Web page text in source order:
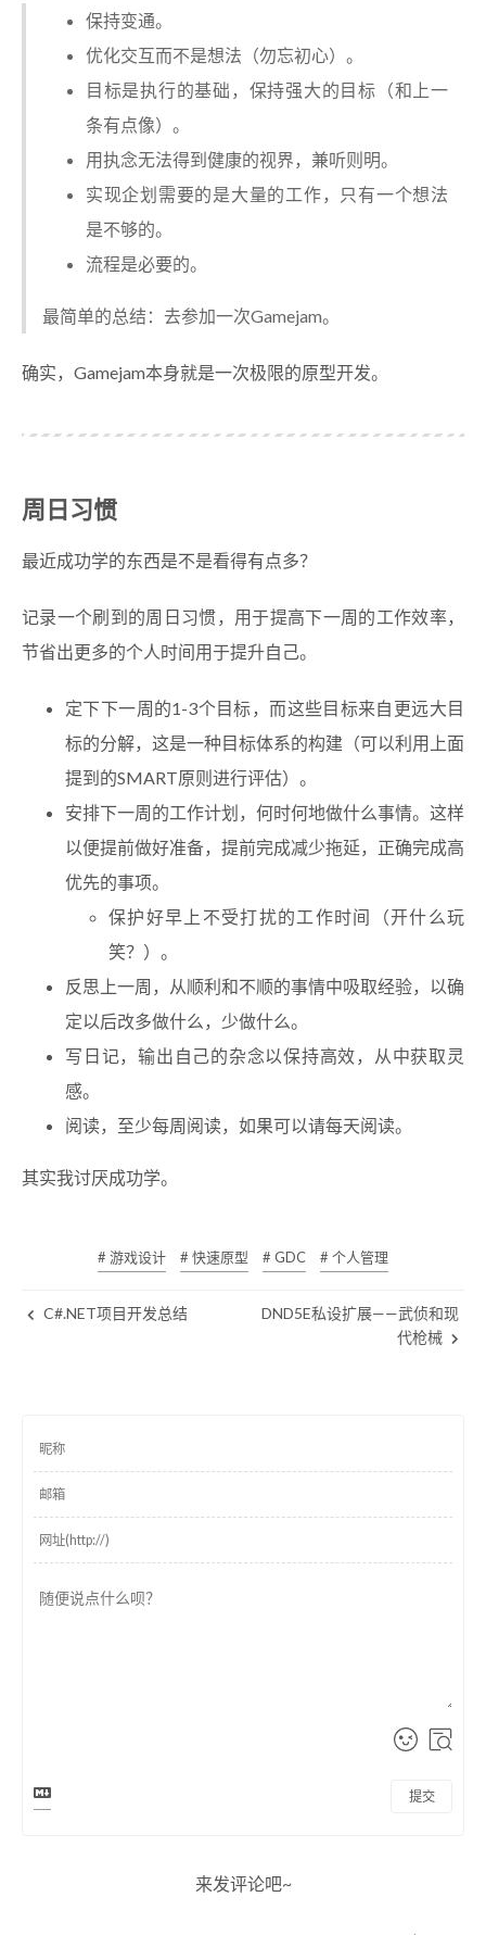
保持变通。
优化交互而不是想法（勿忘初心）。
目标是执行的基础，保持强大的目标（和上一
条有点像）。
用执念无法得到健康的视界，兼听则明。
实现企划需要的是大量的工作，只有一个想法
是不够的。
流程是必要的。
最简单的总结：去参加一次Gamejam。
确实，Gamejam本身就是一次极限的原型开发。
周日习惯
最近成功学的东西是不是看得有点多？
记录一个刷到的周日习惯，用于提高下一周的工作效率，
节省出更多的个人时间用于提升自己。
定下下一周的1-3个目标，而这些目标来自更远大目
标的分解，这是一种目标体系的构建（可以利用上面
提到的SMART原则进行评估）。
安排下一周的工作计划，何时何地做什么事情。这样
以便提前做好准备，提前完成减少拖延，正确完成高
优先的事项。
保护好早上不受打扰的工作时间（开什么玩
笑？）。
反思上一周，从顺利和不顺的事情中吸取经验，以确
定以后改多做什么，少做什么。
写日记，输出自己的杂念以保持高效，从中获取灵
感。
阅读，至少每周阅读，如果可以请每天阅读。
其实我讨厌成功学。
# 游戏设计 # 快速原型 # GDC # 个人管理
C#.NET项目开发总结
DND5E私设扩展——武侦和现
代枪械
提交
来发评论吧~